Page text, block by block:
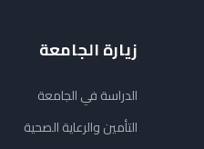
زيارة الجامعة
الدراسة في الجامعة
التأمين والرعاية الصحية